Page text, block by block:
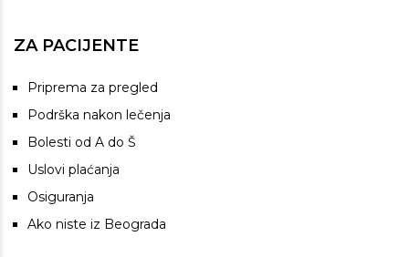
ZA PACIJENTE
Priprema za pregled
Podrška nakon lečenja
Bolesti od A do Š
Uslovi plaćanja
Osiguranja
Ako niste iz Beograda